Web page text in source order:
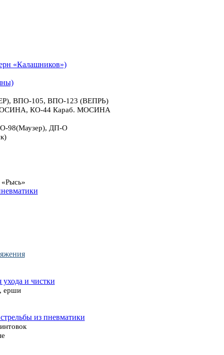
«Калашников»)
ВПО-105, ВПО-123 (ВЕПРЬ)
КО-44 Караб. МОСИНА
98(Маузер), ДП-О
ухода и чистки
ерши
из пневматики